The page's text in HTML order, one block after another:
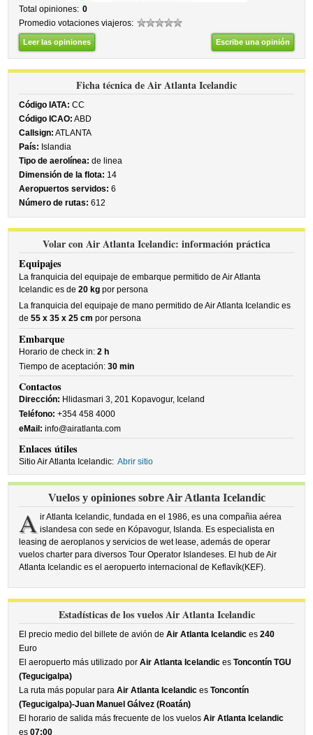
Total opiniones: 0
Promedio votaciones viajeros:
Leer las opiniones Escribe una opinión
Ficha técnica de Air Atlanta Icelandic
Código IATA: CC
Código ICAO: ABD
Callsign: ATLANTA
País: Islandia
Tipo de aerolínea: de linea
Dimensión de la flota: 14
Aeropuertos servidos: 6
Número de rutas: 612
Volar con Air Atlanta Icelandic: información práctica
Equipajes
La franquicia del equipaje de embarque permitido de Air Atlanta
Icelandic es de20 kg por persona
La franquicia del equipaje de mano permitido de Air Atlanta Icelandic es
de55 x 35 x 25 cm por persona
Embarque
Horario de check in:2 h
Tiempo de aceptación:30 min
Contactos
Dirección: Hlidasmari 3, 201 Kopavogur, Iceland
Teléfono: +354 458 4000
eMail: info@airatlanta.com
Enlaces útiles
Sitio Air Atlanta Icelandic: Abrir sitio
Vuelos y opiniones sobre Air Atlanta Icelandic
A ir Atlanta Icelandic, fundada en el 1986, es una compañia aérea
islandesa con sede en Kópavogur, Islanda. Es especialista en
leasing de aeroplanos y servicios de wet lease, además de operar
vuelos charter para diversos Tour Operator Islandeses. El hub de Air
Atlanta Icelandic es el aeropuerto internacional de Keflavík(KEF).
Estadísticas de los vuelos Air Atlanta Icelandic
El precio medio del billete de avión deAir Atlanta Icelandic es240
Euro
El aeropuerto más utilizado porAir Atlanta Icelandic esToncontín TGU
(Tegucigalpa)
La ruta más popular paraAir Atlanta Icelandic esToncontín
(Tegucigalpa)-Juan Manuel Gálvez (Roatán)
El horario de salida más frecuente de los vuelosAir Atlanta Icelandic
es07:00